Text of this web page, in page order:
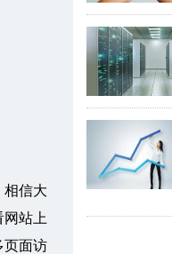
相信大
站上
页面访